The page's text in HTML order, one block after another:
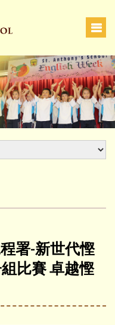
署-新世代慳
比賽 卓越慳